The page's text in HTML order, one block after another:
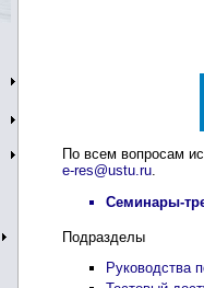
По всем вопросам
e-res@ustu.ru.
Семинары-
Подразделы
Руководства